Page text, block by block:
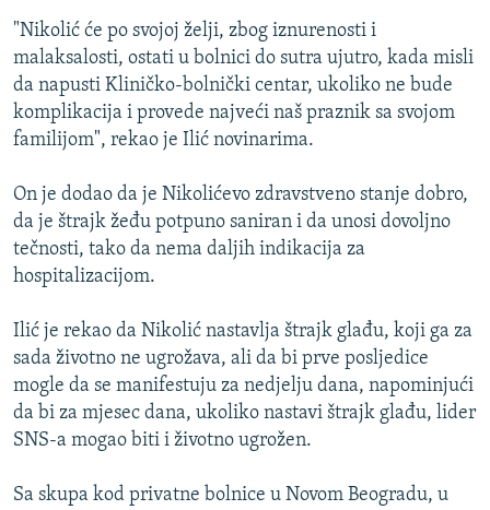
DNEVNO@RSE
SPECIJALI RSE
VIŠE OD NASLOVA
GENOCID U SREBRENICI
POPLAVE I KLIZIŠTA U BIH 2024.
TV LIBERTY
POST SCRIPTUM
TRI DECENIJE OD RATA U BIH
SVE KARTE DEJTONA
NASTANAK I RASPAD JUGOSLAVIJE
PRATITE NAS
Sve RFE/RL stranice
"Nikolić će po svojoj želji, zbog iznurenosti i
malaksalosti, ostati u bolnici do sutra ujutro, kada misli
da napusti Kliničko-bolnički centar, ukoliko ne bude
komplikacija i provede najveći naš praznik sa svojom
familijom", rekao je Ilić novinarima.
On je dodao da je Nikolićevo zdravstveno stanje dobro,
da je štrajk žeđu potpuno saniran i da unosi dovoljno
tečnosti, tako da nema daljih indikacija za
hospitalizacijom.
Ilić je rekao da Nikolić nastavlja štrajk glađu, koji ga za
sada životno ne ugrožava, ali da bi prve posljedice
mogle da se manifestuju za nedjelju dana, napominjući
da bi za mjesec dana, ukoliko nastavi štrajk glađu, lider
SNS-a mogao biti i životno ugrožen.
Sa skupa kod privatne bolnice u Novom Beogradu, u